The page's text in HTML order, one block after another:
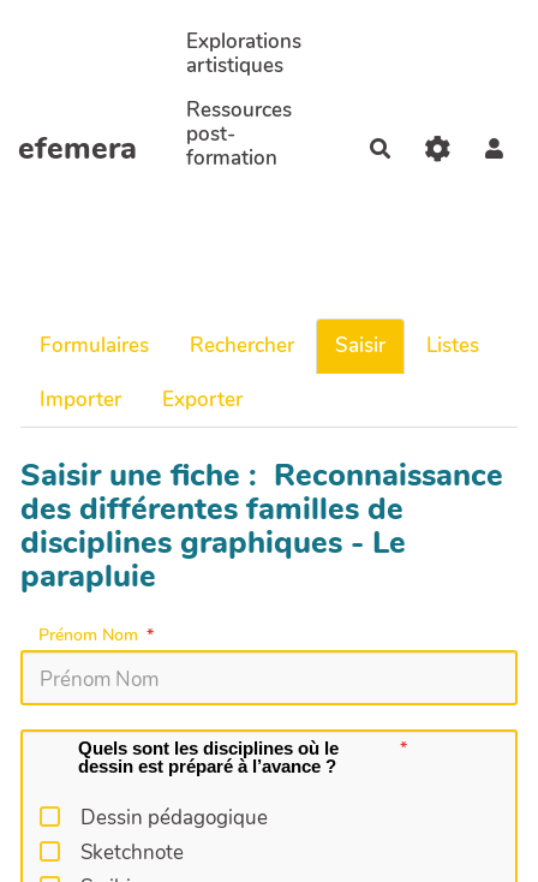
Aller au contenu principal
efemera
Explorations
artistiques
Ressources
post-
formation
Rechercher
Formulaires Rechercher Saisir
Listes
Importer
Exporter
Saisir une fiche : Reconnaissance
des différentes familles de
disciplines graphiques - Le
parapluie
Prénom Nom
Quels sont les disciplines où le
dessin est préparé à l’avance ?
Dessin pédagogique
Sketchnote